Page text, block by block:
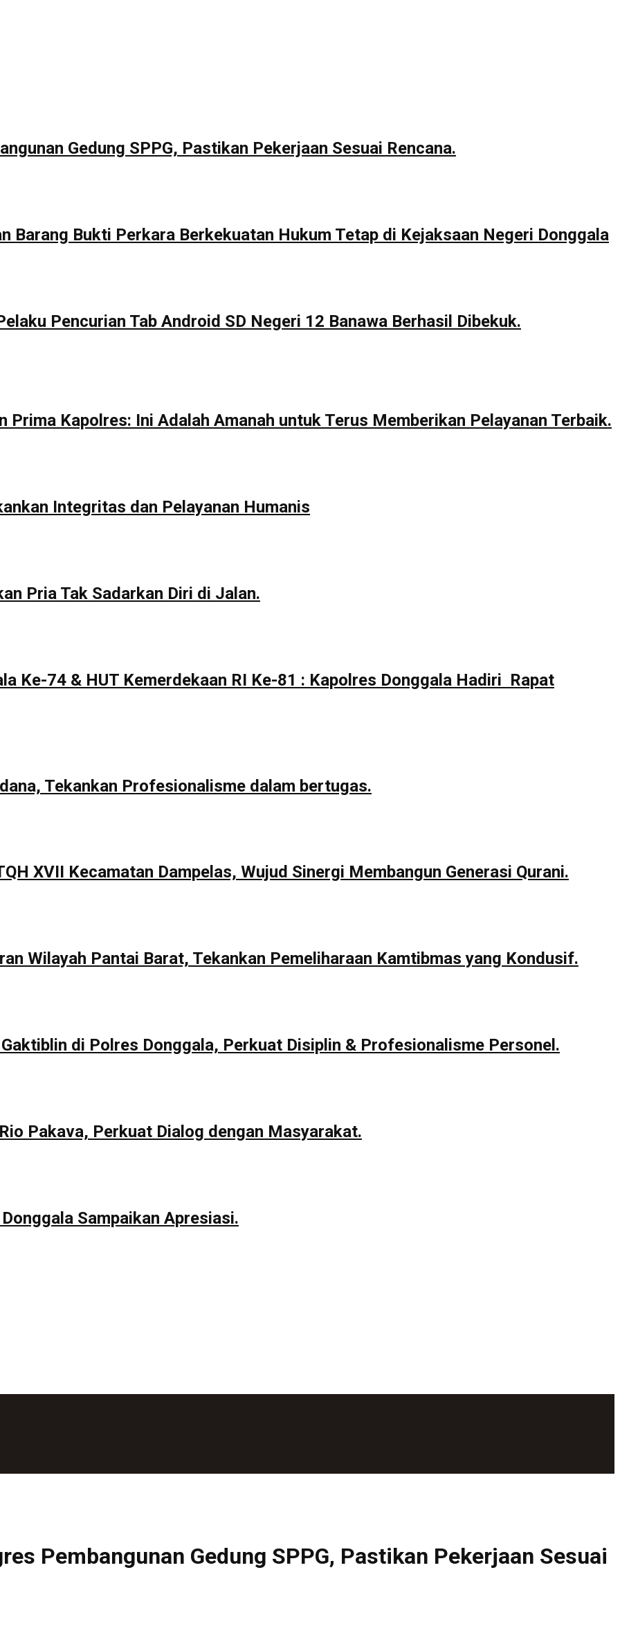
Gedung SPPG, Pastikan Pekerjaan Sesuai Rencana.
Barang Bukti Perkara Berkekuatan Hukum Tetap di Kejaksaan Negeri Donggala
Pencurian Tab Android SD Negeri 12 Banawa Berhasil Dibekuk.
Prima Kapolres: Ini Adalah Amanah untuk Terus Memberikan Pelayanan Terbaik.
Integritas dan Pelayanan Humanis
Pria Tak Sadarkan Diri di Jalan.
Ke-74 & HUT Kemerdekaan RI Ke-81 : Kapolres Donggala Hadiri Rapat
Tekankan Profesionalisme dalam bertugas.
XVII Kecamatan Dampelas, Wujud Sinergi Membangun Generasi Qurani.
Wilayah Pantai Barat, Tekankan Pemeliharaan Kamtibmas yang Kondusif.
di Polres Donggala, Perkuat Disiplin & Profesionalisme Personel.
Pakava, Perkuat Dialog dengan Masyarakat.
Sampaikan Apresiasi.
Pembangunan Gedung SPPG, Pastikan Pekerjaan Sesuai